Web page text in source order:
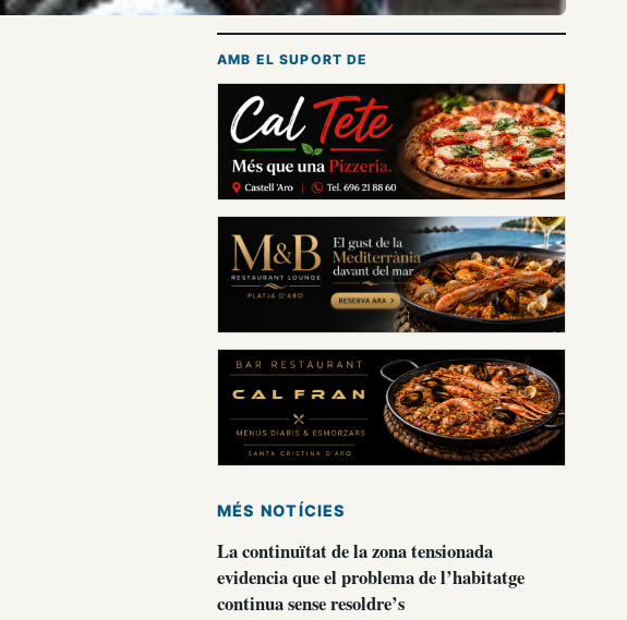
AMB EL SUPORT DE
MÉS NOTÍCIES
La continuïtat de la zona tensionada
evidencia que el problema de l’habitatge
continua sense resoldre’s